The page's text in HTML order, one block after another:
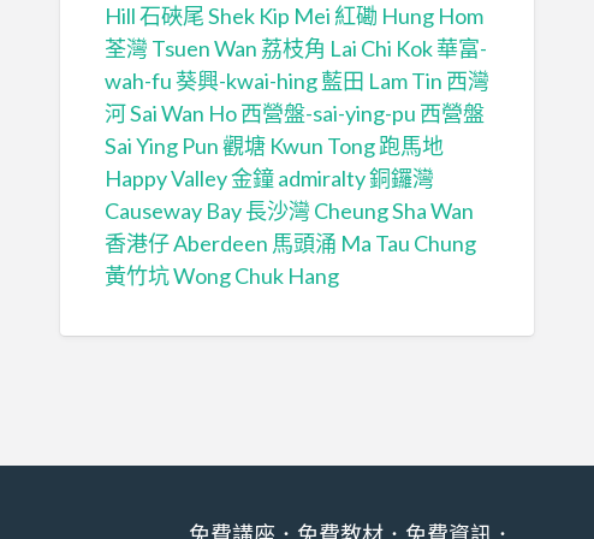
Hill石硤尾 Shek Kip Mei 紅磡 Hung Hom
荃灣 Tsuen Wan 荔枝角 Lai Chi Kok 華富-
wah-fu葵興-kwai-hing 藍田 Lam Tin 西灣
河 Sai Wan Ho 西營盤-sai-ying-pu 西營盤
Sai Ying Pun觀塘 Kwun Tong 跑馬地
Happy Valley金鐘 admiralty銅鑼灣
Causeway Bay 長沙灣 Cheung Sha Wan
香港仔 Aberdeen 馬頭涌 Ma Tau Chung
黃竹坑 Wong Chuk Hang